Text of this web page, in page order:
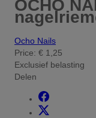
OCHO
Ocho Nails
Price: € 1,25
Exclusief belasting
Delen